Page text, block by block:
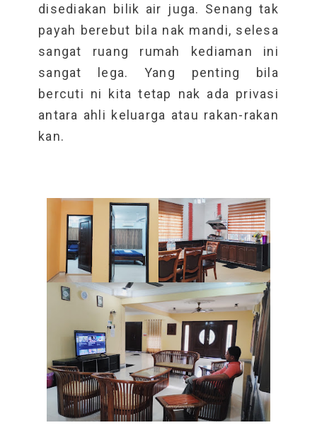
disediakan bilik air juga. Senang tak
payah berebut bila nak mandi, selesa
sangat ruang rumah kediaman ini
sangat lega. Yang penting bila
bercuti ni kita tetap nak ada privasi
antara ahli keluarga atau rakan-rakan
kan.